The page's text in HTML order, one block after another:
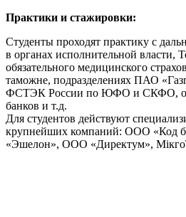
Практики и стажировки:
Студенты проходят практику с
в органах исполнительной власти,
обязательного медицинского
таможне, подразделениях ПАО
ФСТЭК России по ЮФО и СКФО,
банков и т.д.
Для студентов действуют
крупнейших компаний: ООО «Код
«Эшелон», ООО «Директум»,